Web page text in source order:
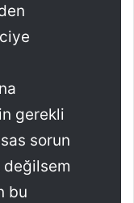
gerekli
sorun
değilsem
bu